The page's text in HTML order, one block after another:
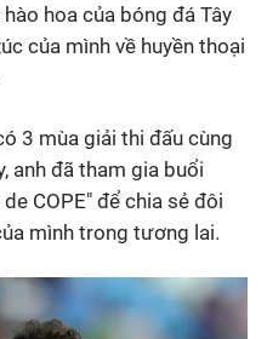
hoa của bóng đá Tây
của mình về huyền thoại
3 mùa giải thi đấu cùng
anh đã tham gia buổi
COPE" để chia sẻ đôi
mình trong tương lai.